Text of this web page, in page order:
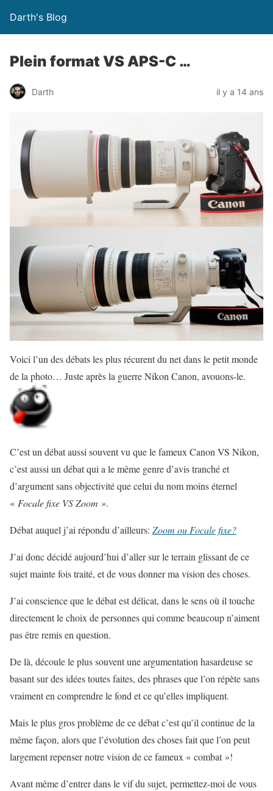
Darth's Blog
Plein format VS APS-C …
Darth il y a 14 ans
Voici l’un des débats les plus récurent du net dans le petit monde
de la photo… Juste après la guerre Nikon Canon, avouons-le.
C’est un débat aussi souvent vu que le fameux Canon VS Nikon,
c’est aussi un débat qui a le même genre d’avis tranché et
d’argument sans objectivité que celui du nom moins éternel
« Focale fixe VS Zoom ».
Débat auquel j’ai répondu d’ailleurs: Zoom ou Focale fixe?
J’ai donc décidé aujourd’hui d’aller sur le terrain glissant de ce
sujet mainte fois traité, et de vous donner ma vision des choses.
J’ai conscience que le débat est délicat, dans le sens où il touche
directement le choix de personnes qui comme beaucoup n’aiment
pas être remis en question.
De là, découle le plus souvent une argumentation hasardeuse se
basant sur des idées toutes faites, des phrases que l’on répète sans
vraiment en comprendre le fond et ce qu’elles impliquent.
Mais le plus gros problème de ce débat c’est qu’il continue de la
même façon, alors que l’évolution des choses fait que l’on peut
largement repenser notre vision de ce fameux « combat »!
Avant même d’entrer dans le vif du sujet, permettez-moi de vous